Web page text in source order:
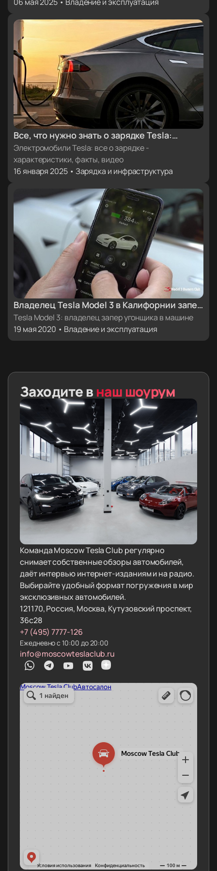
Все, что нужно знать о зарядке Tesla:
характеристики, факты, видеоинструкции
Электромобили Tesla: все о зарядке -
характеристики, факты, видео
16 января 2025 • Зарядка и инфраструктура
Владелец Tesla Model 3 в Калифорнии запер
угонщика в электромобиле
Tesla Model 3: владелец запер угонщика в машине
19 мая 2020 • Владение и эксплуатация
Заходите в наш шоурум
Команда Moscow Tesla Club регулярно
снимает собственные обзоры автомобилей,
даёт интервью интернет-изданиям и на радио.
Выбирайте удобный формат погружения в мир
эксклюзивных автомобилей.
121170, Россия, Москва, Кутузовский проспект,
36с28
+7 (495) 7777-126
Ежедневно с 10:00 до 20:00
info@moscowteslaclub.ru